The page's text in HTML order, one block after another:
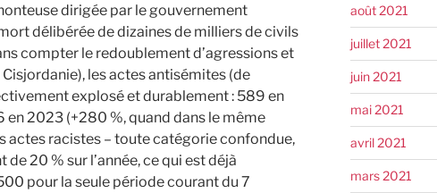
dirigée par le gouvernement
délibérée de dizaines de milliers de civils
compter le redoublement d’agressions et
les actes antisémites (de
explosé et durablement : 589 en
en 2023 (+280 %, quand dans le même
actes racistes – toute catégorie confondue,
20 % sur l’année, ce qui est déjà
pour la seule période courant du 7
août 2021
juillet 2021
juin 2021
mai 2021
avril 2021
mars 2021